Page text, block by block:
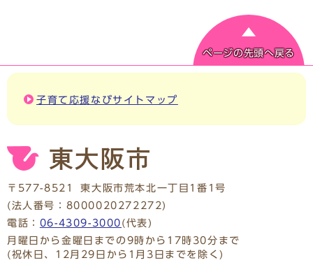
ページの先頭へ戻る
子育て応援なびサイトマップ
〒577-8521
東大阪市荒本北一丁目1番1号
(法人番号：8000020272272)
電話： 06-4309-3000 (代表)
月曜日から金曜日までの9時から17時30分まで
(祝休日、12月29日から1月3日までを除く)